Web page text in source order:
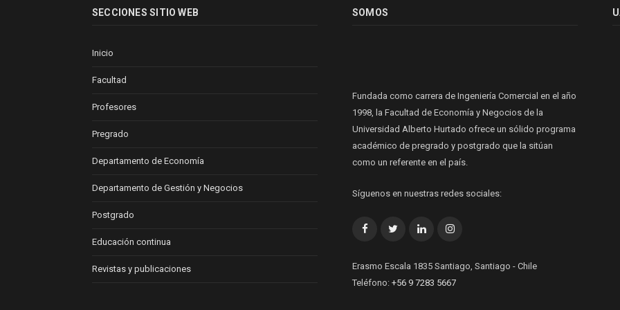
SECCIONES SITIO WEB
Inicio
Facultad
Profesores
Pregrado
Departamento de Economía
Departamento de Gestión y Negocios
Postgrado
Educación continua
Revistas y publicaciones
SOMOS
Fundada como carrera de Ingeniería Comercial en el año
1998, la Facultad de Economía y Negocios de la
Universidad Alberto Hurtado ofrece un sólido programa
académico de pregrado y postgrado que la sitúan
como un referente en el país.
Síguenos en nuestras redes sociales:
FacebookTwitterLinkedInInstagram
Erasmo Escala 1835 Santiago, Santiago - Chile
Teléfono: +56 9 7283 5667